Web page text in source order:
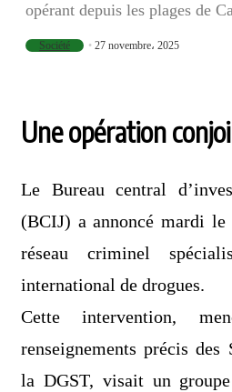
opérant depuis les plages de
Société 27 novembre، 2025
Une opération
Le Bureau central
(BCIJ) a annoncé mardi le
réseau criminel
international de drogues.
Cette intervention,
renseignements précis des
la DGST, visait un